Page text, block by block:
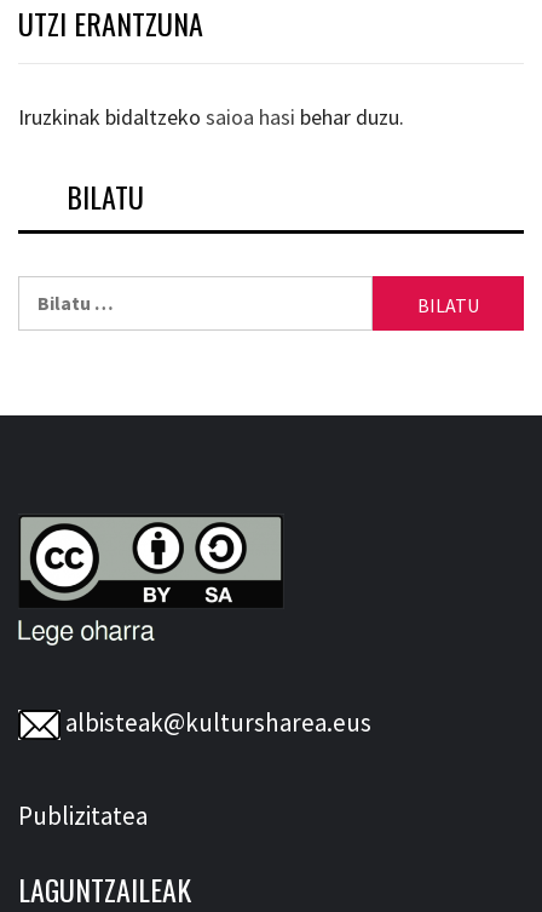
UTZI ERANTZUNA
Iruzkinak bidaltzeko saioa hasi behar duzu.
BILATU
albisteak@kultursharea.eus
Publizitatea
LAGUNTZAILEAK